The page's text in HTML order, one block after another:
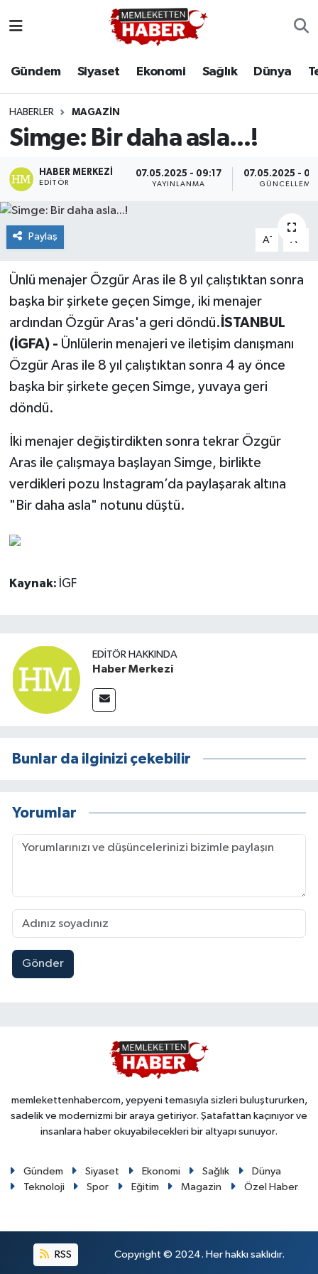
Gündem Siyaset Ekonomi Sağlık Dünya
HABERLER MAGAZIN
Simge: Bir daha asla...!
HABER MERKEZI
EDITÖR
07.05.2025 - 09:17
YAYINLANMA
07.05.2025 -
GÜNCELLEME
Paylaş A- A
Ünlü menajer Özgür Aras ile 8 yıl çalıştıktan sonra
başka bir şirkete geçen Simge, iki menajer
ardından Özgür Aras'a geri döndü. İSTANBUL
(İGFA) - Ünlülerin menajeri ve iletişim danışmanı
Özgür Aras ile 8 yıl çalıştıktan sonra 4 ay önce
başka bir şirkete geçen Simge, yuvaya geri
döndü.
İki menajer değiştirdikten sonra tekrar Özgür
Aras ile çalışmaya başlayan Simge, birlikte
verdikleri pozu Instagram’da paylaşarak altına
"Bir daha asla" notunu düştü.
Kaynak: İGF
EDITÖR HAKKINDA
Haber Merkezi
Bunlar da ilginizi çekebilir
Yorumlar
Gönder
memlekettenhabercom, yepyeni temasıyla sizleri buluştururken,
sadelik ve modernizmi bir araya getiriyor. Şatafattan kaçınıyor ve
insanlara haber okuyabilecekleri bir altyapı sunuyor.
Gündem Siyaset Ekonomi Sağlık
Dünya
Teknoloji
Spor Eğitim Magazin Özel Haber
RSS Copyright © 2024. Her hakkı saklıdır.